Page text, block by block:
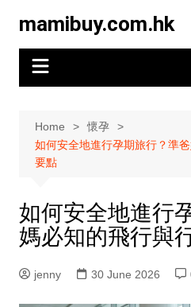
content
mamibuy.com.hk
Home
懷孕
如何安全地進行孕期旅行？準
要點
如何安全地進行
媽必知的飛行與
jenny 30 June 2026